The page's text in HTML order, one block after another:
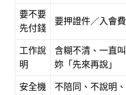
要不要
先付錢
要押證件／入會費
工作說
明
含糊不清、一直叫
妳「先來再說」
安全機
不陪同、不說明、